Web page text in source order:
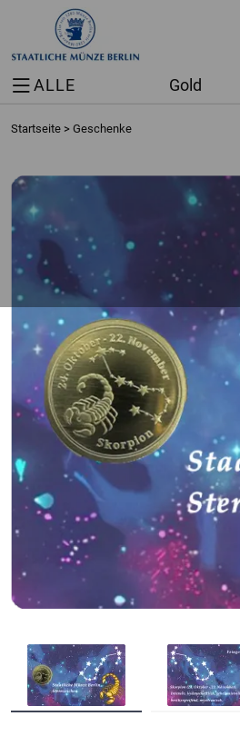
ALLE Gold
Startseite > Geschenke